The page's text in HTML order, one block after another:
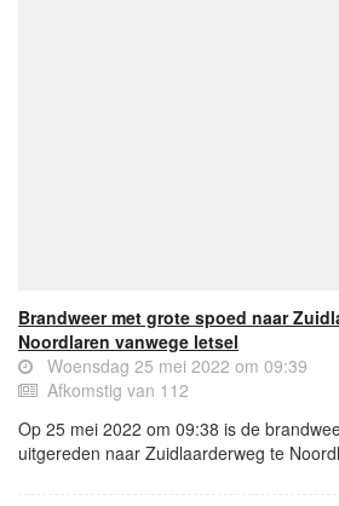
Brandweer met grote spoed naar
Noordlaren vanwege letsel
Woensdag 25 mei 2022 om 09:39
Afkomstig van 112
Op 25 mei 2022 om 09:38 is de
uitgereden naar Zuidlaarderweg te